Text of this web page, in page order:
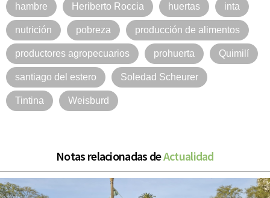
hambre Heriberto Roccia huertas inta
nutrición pobreza producción de alimentos
productores agropecuarios prohuerta Quimilí
santiago del estero Soledad Scheurer
Tintina Weisburd
Notas relacionadas deActualidad